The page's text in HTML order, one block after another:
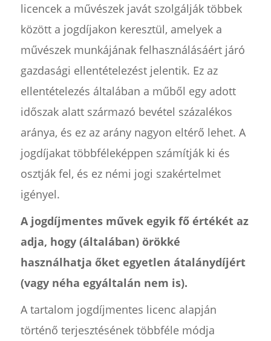
licencek a művészek javát szolgálják többek
között a jogdíjakon keresztül, amelyek a
művészek munkájának felhasználásáért járó
gazdasági ellentételezést jelentik. Ez az
ellentételezés általában a műből egy adott
időszak alatt származó bevétel százalékos
aránya, és ez az arány nagyon eltérő lehet. A
jogdíjakat többféleképpen számítják ki és
osztják fel, és ez némi jogi szakértelmet
igényel.
A jogdíjmentes művek egyik fő értékét az
adja, hogy (általában) örökké
használhatja őket egyetlen átalánydíjért
(vagy néha egyáltalán nem is).
A tartalom jogdíjmentes licenc alapján
történő terjesztésének többféle módja